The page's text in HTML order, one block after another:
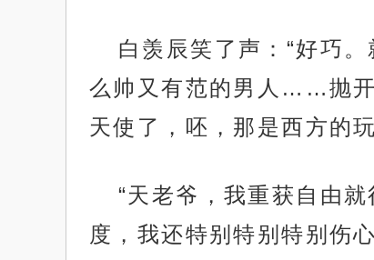
白羡辰笑了声：“好巧
么帅又有范的男人……抛开
天使了，呸，那是西方的
“天老爷，我重获自由
度，我还特别特别特别伤